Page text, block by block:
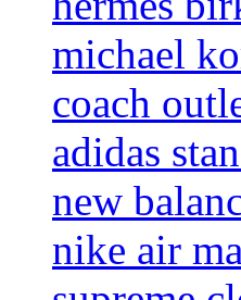
michael
coach
adidas
new
nike air